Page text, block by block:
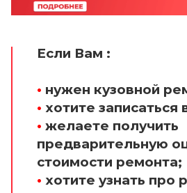
Если Вам :
• нужен кузовной
• хотите записаться
• желаете получить
предварительную
стоимости ремонта;
• хотите узнать про